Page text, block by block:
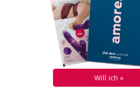
Will ich »